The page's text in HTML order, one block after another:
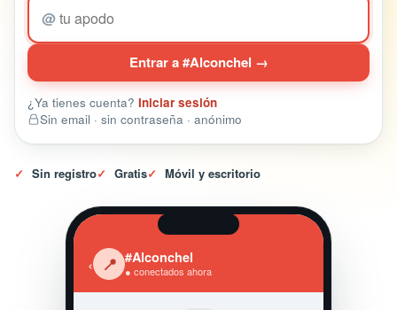
@
Entrar a #Alconchel →
¿Ya tienes cuenta? Iniciar sesión
Sin email · sin contraseña · anónimo
✓ Sin registro✓ Gratis✓ Móvil y escritorio
‹ 📍 #Alconchel
● conectados ahora